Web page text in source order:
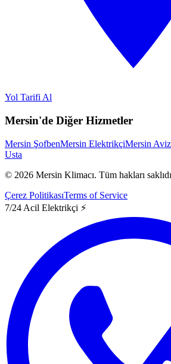
Yol Tarifi Al
Mersin'de Diğer Hizmetler
Mersin ŞofbenMersin ElektrikçiMersin
Usta
© 2026 Mersin Klimacı. Tüm hakları
Çerez PolitikasıTerms of Service
7/24 Acil Elektrikçi ⚡